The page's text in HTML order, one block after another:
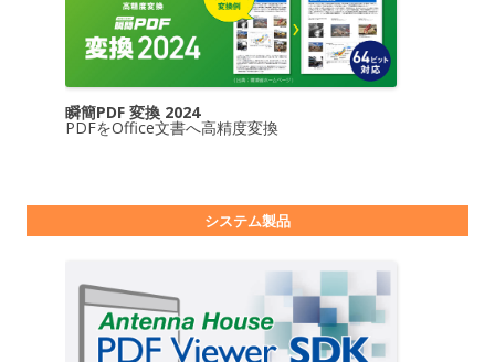
瞬簡PDF 変換 2024
PDFをOffice文書へ高精度変換
システム製品